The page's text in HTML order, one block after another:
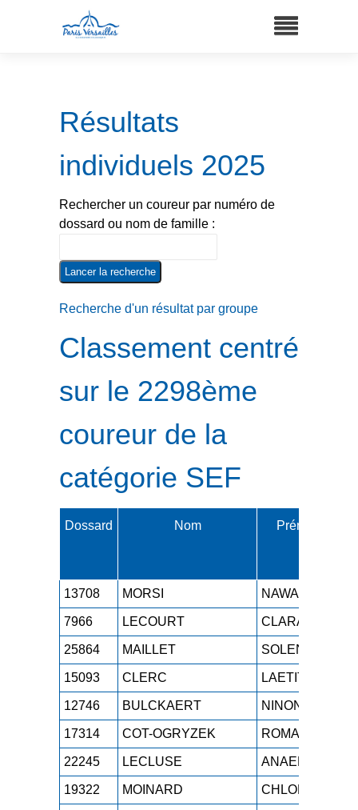
Résultats
individuels 2025
Rechercher un coureur par numéro de
dossard ou nom de famille :
Recherche d'un résultat par groupe
Classement centré
sur le 2298ème
coureur de la
catégorie SEF
Dossard Nom Prénom
13708 MORSI NAWAL
7966 LECOURT CLARA
25864 MAILLET SOLENE
15093 CLERC LAETITIA
12746 BULCKAERT NINON
17314 COT-OGRYZEK ROMANE
22245 LECLUSE ANAELLE
19322 MOINARD CHLOE